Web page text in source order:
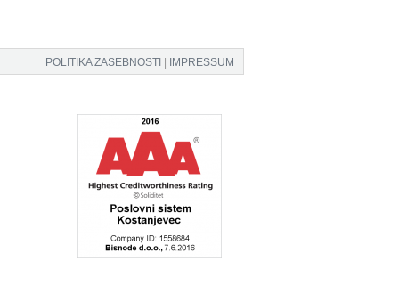
POLITIKA ZASEBNOSTI | IMPRESSUM